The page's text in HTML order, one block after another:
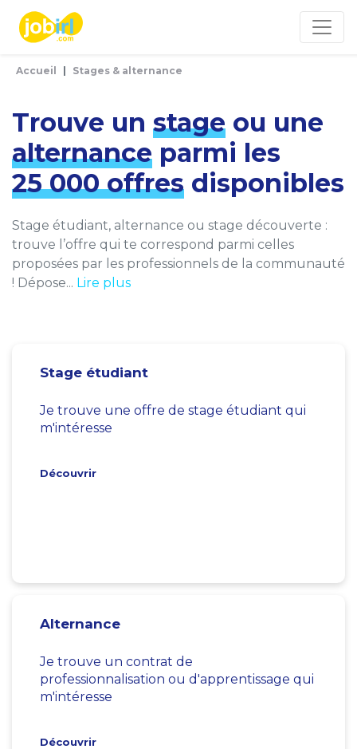
Accueil Stages & alternance
Trouve un stage ou une
alternance parmi les
25 000 offres disponibles
Stage étudiant, alternance ou stage découverte :
trouve l’offre qui te correspond parmi celles
proposées par les professionnels de la communauté
! Dépose... Lire plus
Stage étudiant
Je trouve une offre de stage étudiant qui
m'intéresse
Découvrir
Alternance
Je trouve un contrat de
professionnalisation ou d'apprentissage qui
m'intéresse
Découvrir
Panneau de gestion des cookies